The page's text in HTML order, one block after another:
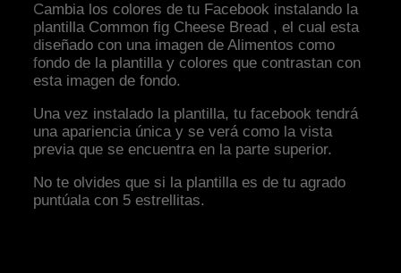
Cambia los colores de tu Facebook instalando la
plantilla Common fig Cheese Bread , el cual esta
diseñado con una imagen de Alimentos como
fondo de la plantilla y colores que contrastan con
esta imagen de fondo.
Una vez instalado la plantilla, tu facebook tendrá
una apariencia única y se verá como la vista
previa que se encuentra en la parte superior.
No te olvides que si la plantilla es de tu agrado
puntúala con 5 estrellitas.